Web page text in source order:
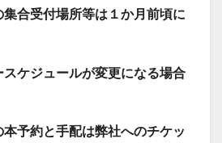
合受付場所等は１か月前頃に
ケジュールが変更になる場合
予約と手配は弊社へのチケッ